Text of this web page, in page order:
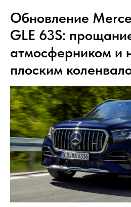
Обновление
GLE 63S:
атмосферником и
плоским